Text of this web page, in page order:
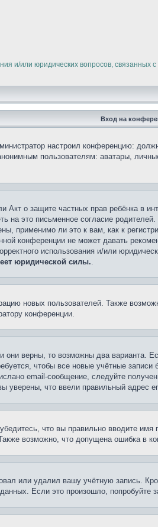
и/или юридических вопросов, связанных
Вход на
настроил конференцию:
пользователям: аватары,
Акт о защите частных прав ребёнка в
это письменное согласие
применимо ли это к вам, как к
конференции не может давать
использования и/или
юридической силы..
новых пользователей. Также
конференции.
они верны, то возможны два варианта.
чтобы все новые учётные
email-сообщение, следуйте
что ввели правильный адрес
что вы правильно вводите
возможно, что допущена ошибка в
или удалил вашу учётную запись.
Если это произошло, попробуйте